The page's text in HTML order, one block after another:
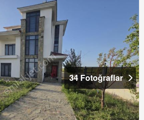
34 Fotoğraflar